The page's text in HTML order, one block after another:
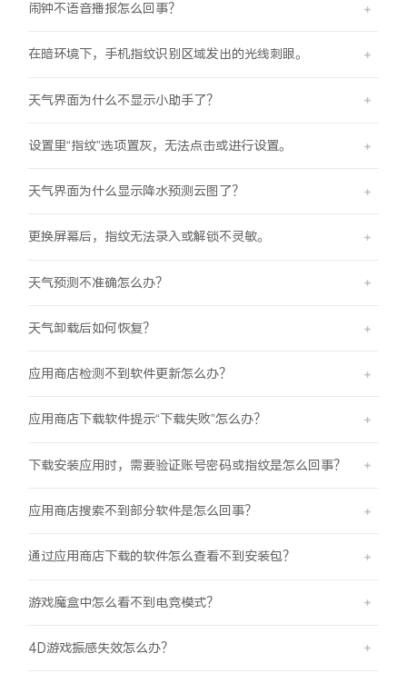
闹钟不语音播报怎么回事？
在暗环境下，手机指纹识别区域发出的光线刺眼。
天气界面为什么不显示小助手了？
设置里“指纹”选项置灰，无法点击或进行设置。
天气界面为什么显示降水预测云图了？
更换屏幕后，指纹无法录入或解锁不灵敏。
天气预测不准确怎么办？
天气卸载后如何恢复？
应用商店检测不到软件更新怎么办？
应用商店下载软件提示“下载失败”怎么办？
下载安装应用时，需要验证账号密码或指纹是怎么回事？
应用商店搜索不到部分软件是怎么回事？
通过应用商店下载的软件怎么查看不到安装包？
游戏魔盒中怎么看不到电竞模式？
4D游戏振感失效怎么办？